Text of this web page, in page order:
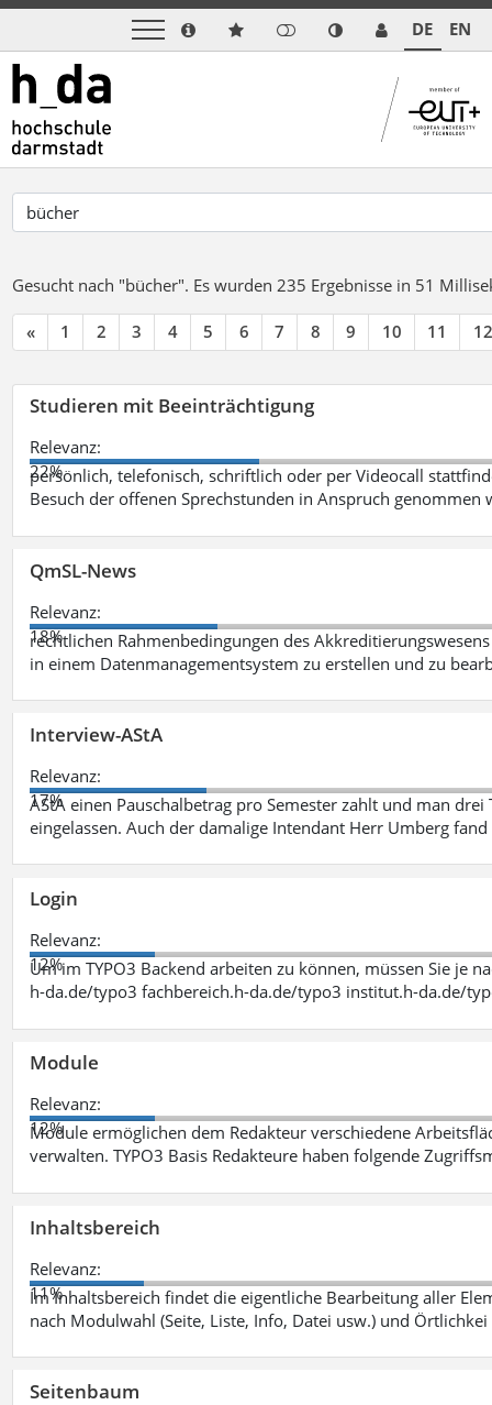
DE EN
Gesucht nach "bücher". Es wurden 235 Ergebnisse in 51
« 1 2 3 4 5 6 7 8 9 10 11 12
Studieren mit Beeinträchtigung
Relevanz:
22%
persönlich, telefonisch, schriftlich oder per Videocall
Besuch der offenen Sprechstunden in Anspruch genommen
QmSL-News
Relevanz:
18%
rechtlichen Rahmenbedingungen des
in einem Datenmanagementsystem zu erstellen und zu
Interview-AStA
Relevanz:
17%
AStA einen Pauschalbetrag pro Semester zahlt und man
eingelassen. Auch der damalige Intendant Herr Umberg fand
Login
Relevanz:
12%
Um im TYPO3 Backend arbeiten zu können, müssen Sie je
h-da.de/typo3 fachbereich.h-da.de/typo3 institut.h-da.de/
Module
Relevanz:
12%
Module ermöglichen dem Redakteur verschiedene
verwalten. TYPO3 Basis Redakteure haben folgende
Inhaltsbereich
Relevanz:
11%
Im Inhaltsbereich findet die eigentliche Bearbeitung aller
nach Modulwahl (Seite, Liste, Info, Datei usw.) und Örtlichkei
Seitenbaum